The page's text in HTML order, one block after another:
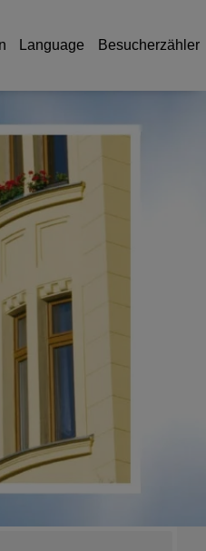
Language Besucherzähler
Manager
Sie eine Cookie-Auswahl
Alles zulassen:
und Analytische-Cookies
Inhalte.
erlauben: